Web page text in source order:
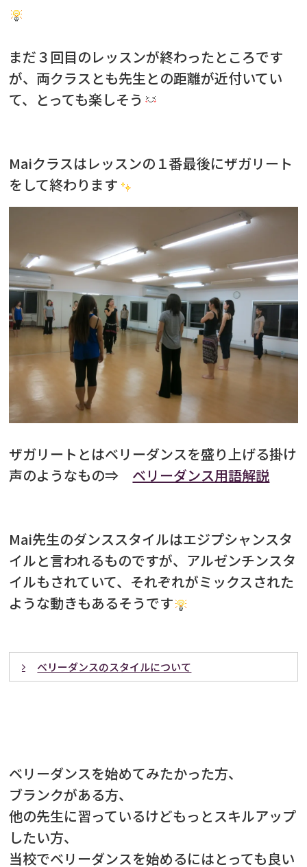
まだ３回目のレッスンが終わったところです
が、両クラスとも先生との距離が近付いてい
て、とっても楽しそう
Maiクラスはレッスンの１番最後にザガリート
をして終わります
ザガリートとはベリーダンスを盛り上げる掛け
声のようなもの⇒ ベリーダンス用語解説
Mai先生のダンススタイルはエジプシャンスタ
イルと言われるものですが、アルゼンチンスタ
イルもされていて、それぞれがミックスされた
ような動きもあるそうです
ベリーダンスのスタイルについて
ル”
ベリーダンスを始めてみたかった方、
ブランクがある方、
他の先生に習っているけどもっとスキルアップ
したい方、
当校でベリーダンスを始めるにはとっても良い